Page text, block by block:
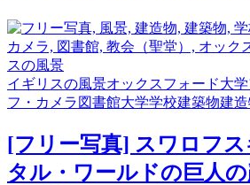
イギリスの風景オックスフォード大学
フ・カメラ 図書館大学学校建築物建
[フリー写真] スワロフ
タル・ワールドの巨人